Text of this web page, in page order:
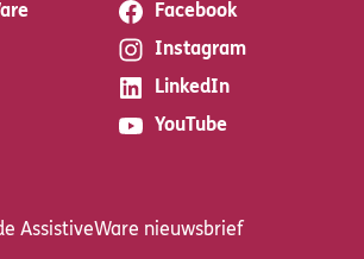
Facebook
Instagram
LinkedIn
YouTube
AssistiveWare nieuwsbrief